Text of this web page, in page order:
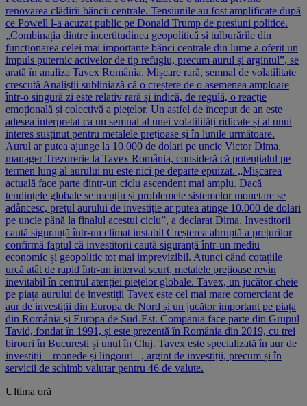
renovarea clădirii băncii centrale. Tensiunile au fost amplificate după
ce Powell l-a acuzat public pe Donald Trump de presiuni politice.
„Combinația dintre incertitudinea geopolitică și tulburările din
funcționarea celei mai importante bănci centrale din lume a oferit un
impuls puternic activelor de tip refugiu, precum aurul și argintul”, se
arată în analiza Tavex România. Mișcare rară, semnal de volatilitate
crescută Analiștii subliniază că o creștere de o asemenea amploare
într-o singură zi este relativ rară și indică, de regulă, o reacție
emoțională și colectivă a piețelor. Un astfel de început de an este
adesea interpretat ca un semnal al unei volatilități ridicate și al unui
interes susținut pentru metalele prețioase și în lunile următoare.
Aurul ar putea ajunge la 10.000 de dolari pe uncie Victor Dima,
manager Trezorerie la Tavex România, consideră că potențialul pe
termen lung al aurului nu este nici pe departe epuizat. „Mișcarea
actuală face parte dintr-un ciclu ascendent mai amplu. Dacă
tendințele globale se mențin și problemele sistemelor monetare se
adâncesc, prețul aurului de investiție ar putea atinge 10.000 de dolari
pe uncie până la finalul acestui ciclu”, a declarat Dima. Investitorii
caută siguranță într-un climat instabil Creșterea abruptă a prețurilor
confirmă faptul că investitorii caută siguranță într-un mediu
economic și geopolitic tot mai imprevizibil. Atunci când cotațiile
urcă atât de rapid într-un interval scurt, metalele prețioase revin
inevitabil în centrul atenției piețelor globale. Tavex, un jucător-cheie
pe piața aurului de investiții Tavex este cel mai mare comerciant de
aur de investiții din Europa de Nord și un jucător important pe piața
din România și Europa de Sud-Est. Compania face parte din Grupul
Tavid, fondat în 1991, și este prezentă în România din 2019, cu trei
birouri în București și unul în Cluj. Tavex este specializată în aur de
investiții – monede și lingouri –, argint de investiții, precum și în
servicii de schimb valutar pentru 46 de valute.
Ultima oră